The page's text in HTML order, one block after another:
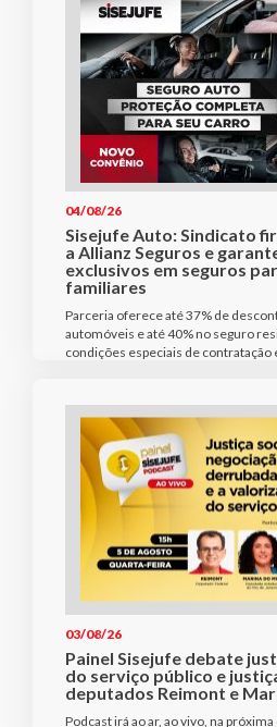
04/08/26
Sisejufe Auto: Sindicato
a Allianz Seguros e
exclusivos em seguros
familiares
Parceria oferece até 37% de
automóveis e até 40% no seguro
condições especiais de contratação
03/08/26
Painel Sisejufe debate
do serviço público e
deputados Reimont e
Podcast irá ao ar, ao vivo, na